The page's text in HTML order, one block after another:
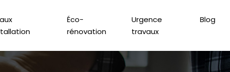
Éco-
rénovation
Urgence
travaux
Blog